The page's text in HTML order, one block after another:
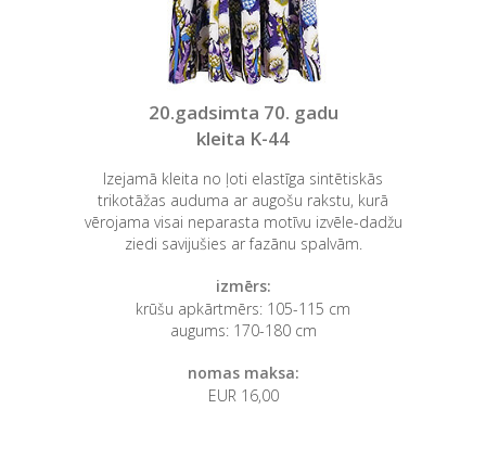
20.gadsimta 70. gadu
kleita K-44
Izejamā kleita no ļoti elastīga sintētiskās
trikotāžas auduma ar augošu rakstu, kurā
vērojama visai neparasta motīvu izvēle-dadžu
ziedi savijušies ar fazānu spalvām.
izmērs:
krūšu apkārtmērs: 105-115 cm
augums: 170-180 cm
nomas maksa:
EUR 16,00